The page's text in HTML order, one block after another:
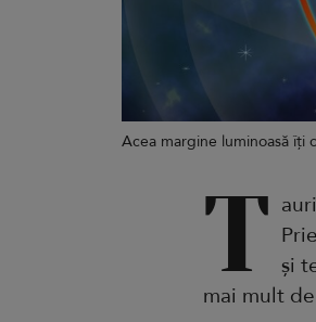
Acea margine luminoasă
T și
mai mult